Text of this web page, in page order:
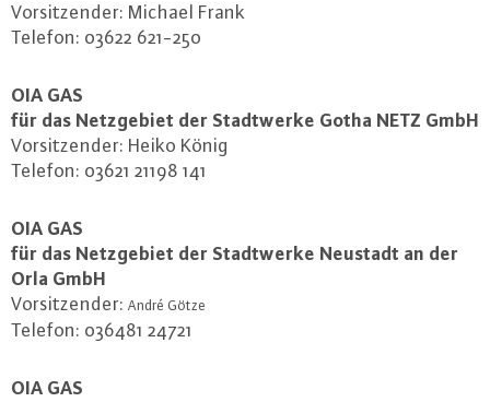
Vor­sit­zen­der: Michael Frank
Telefon: 03622 621-250
OIA GAS
für das Netz­ge­biet der Stadt­wer­ke Gotha NETZ GmbH
Vor­sit­zen­der: Heiko König
Telefon: 03621 21198 141
OIA GAS
für das Netz­ge­biet der Stadt­wer­ke Neustadt an der
Orla GmbH
Vor­sit­zen­der: André Götze
Telefon: 036481 24721
OIA GAS